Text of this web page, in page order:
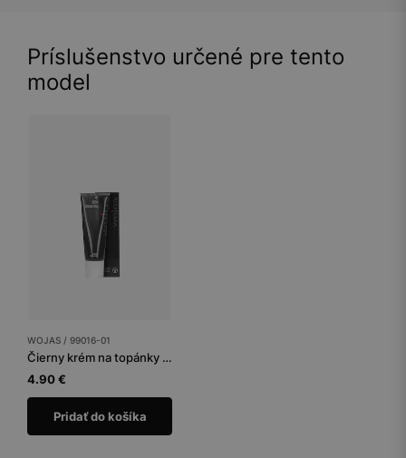
Príslušenstvo určené pre tento
model
WOJAS / 99016-01
Čierny krém na topánky tuba 75 ml
4.90 €
Pridať do košíka